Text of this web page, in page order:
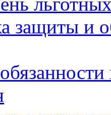
защиты и